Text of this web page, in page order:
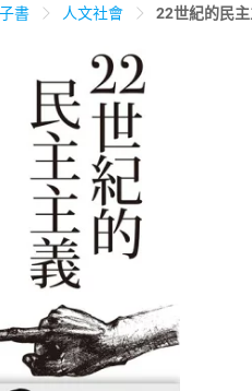
養生保健
運動休閒
化妝保養
書 人文社會 22世紀的民